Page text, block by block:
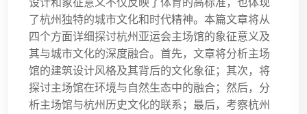
了杭州独特的城市文化和时代精神。本篇文章将从
四个方面详细探讨杭州亚运会主场馆的象征意义及
其与城市文化的深度融合。首先，文章将分析主场
馆的建筑设计风格及其背后的文化象征；其次，将
探讨主场馆在环境与自然生态中的融合；然后，分
析主场馆与杭州历史文化的联系；最后，考察杭州